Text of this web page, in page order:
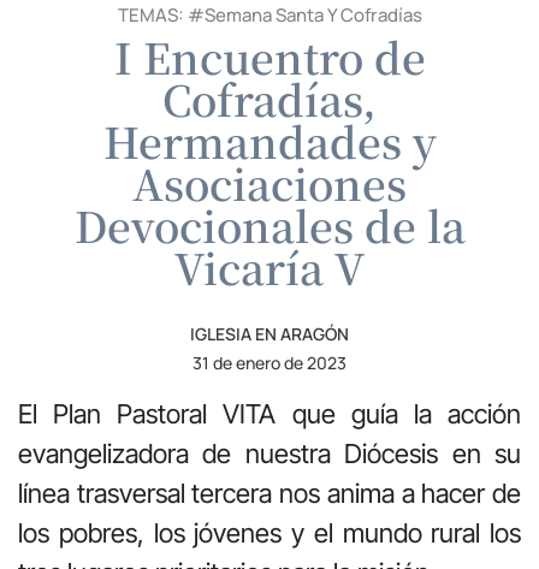
TEMAS: #Semana Santa Y Cofradías
I Encuentro de
Cofradías,
Hermandades y
Asociaciones
Devocionales de la
Vicaría V
IGLESIA EN ARAGÓN
31 de enero de 2023
El Plan Pastoral VITA que guía la acción
evangelizadora de nuestra Diócesis en su
línea trasversal tercera nos anima a hacer de
los pobres, los jóvenes y el mundo rural los